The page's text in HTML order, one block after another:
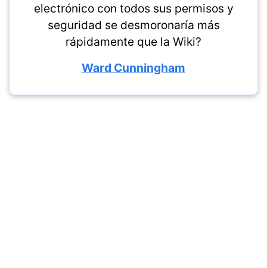
electrónico con todos sus permisos y
seguridad se desmoronaría más
rápidamente que la Wiki?
Ward Cunningham